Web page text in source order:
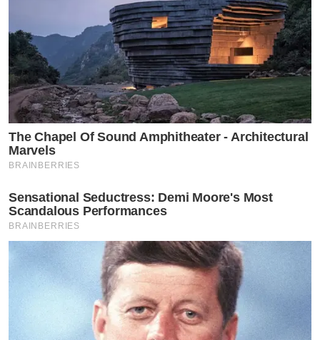
The Chapel Of Sound Amphitheater - Architectural
Marvels
BRAINBERRIES
Sensational Seductress: Demi Moore's Most
Scandalous Performances
BRAINBERRIES